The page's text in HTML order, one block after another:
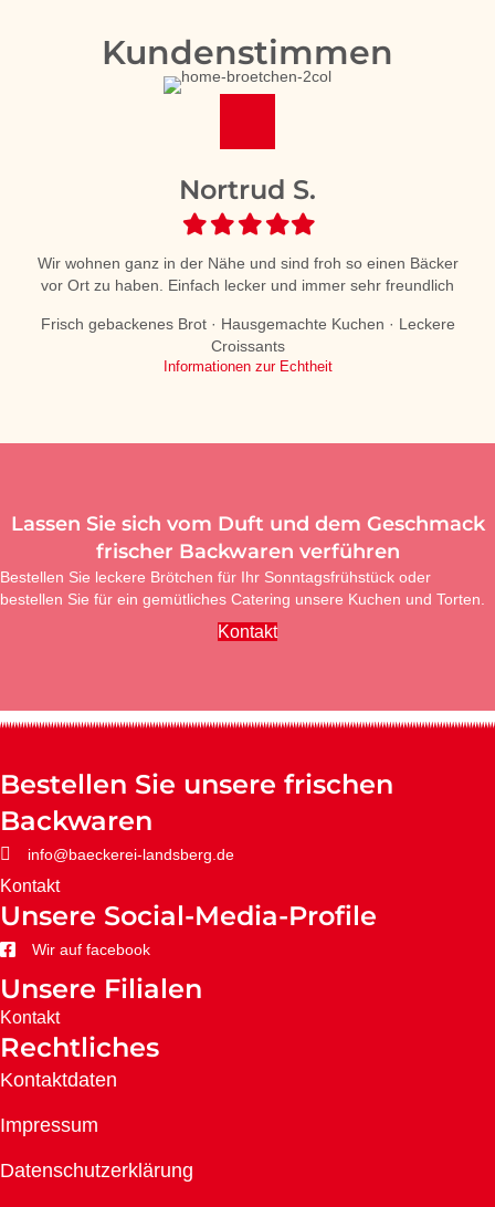
Kundenstimmen
Nortrud S.
Filled
star
Filled
star
Filled
star
Filled
star
Filled
star
Wir wohnen ganz in der Nähe und sind froh so einen Bäcker
vor Ort zu haben. Einfach lecker und immer sehr freundlich
Frisch gebackenes Brot · Hausgemachte Kuchen · Leckere
Croissants
Informationen zur Echtheit
Lassen Sie sich vom Duft und dem Geschmack
frischer Backwaren verführen
Bestellen Sie leckere Brötchen für Ihr Sonntagsfrühstück oder
bestellen Sie für ein gemütliches Catering unsere Kuchen und Torten.
Kontakt
Bestellen Sie unsere frischen
Backwaren
info@baeckerei-landsberg.de
Kontakt
Unsere Social-Media-Profile
Wir auf facebook
Unsere Filialen
Kontakt
Rechtliches
Kontaktdaten
Impressum
Datenschutzerklärung